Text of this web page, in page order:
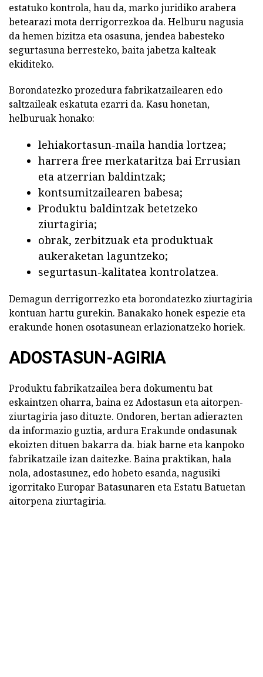
estatuko kontrola, hau da, marko juridiko arabera
betearazi mota derrigorrezkoa da. Helburu nagusia
da hemen bizitza eta osasuna, jendea babesteko
segurtasuna berresteko, baita jabetza kalteak
ekiditeko.
Borondatezko prozedura fabrikatzailearen edo
saltzaileak eskatuta ezarri da. Kasu honetan,
helburuak honako:
lehiakortasun-maila handia lortzea;
harrera free merkataritza bai Errusian
eta atzerrian baldintzak;
kontsumitzailearen babesa;
Produktu baldintzak betetzeko
ziurtagiria;
obrak, zerbitzuak eta produktuak
aukeraketan laguntzeko;
segurtasun-kalitatea kontrolatzea.
Demagun derrigorrezko eta borondatezko ziurtagiria
kontuan hartu gurekin. Banakako honek espezie eta
erakunde honen osotasunean erlazionatzeko horiek.
ADOSTASUN-AGIRIA
Produktu fabrikatzailea bera dokumentu bat
eskaintzen oharra, baina ez Adostasun eta aitorpen-
ziurtagiria jaso dituzte. Ondoren, bertan adierazten
da informazio guztia, ardura Erakunde ondasunak
ekoizten dituen bakarra da. biak barne eta kanpoko
fabrikatzaile izan daitezke. Baina praktikan, hala
nola, adostasunez, edo hobeto esanda, nagusiki
igorritako Europar Batasunaren eta Estatu Batuetan
aitorpena ziurtagiria.